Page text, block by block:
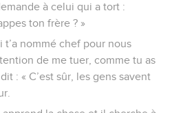
à celui qui a tort :
ton frère ? »
nommé chef pour nous
de me tuer, comme tu as
: « C’est sûr, les gens savent